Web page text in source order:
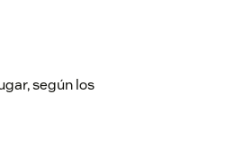
según los